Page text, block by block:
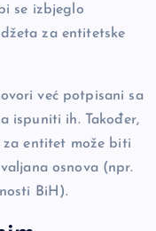
se izbjeglo
za entitetske
već potpisani sa
ispuniti ih. Također,
za entitet može biti
osnova (npr.
BiH).